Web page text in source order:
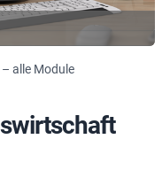
alle Module